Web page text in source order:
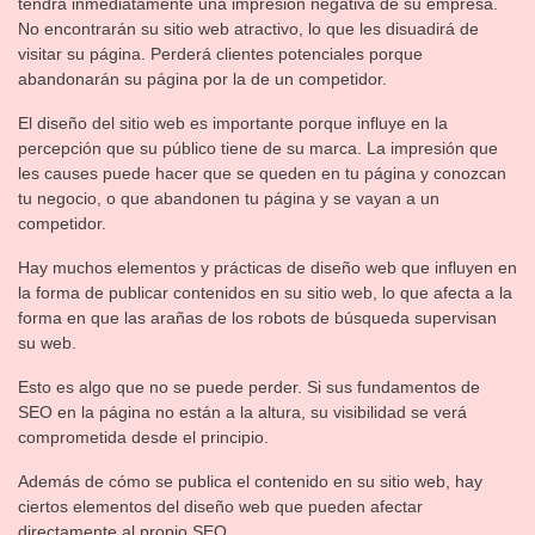
tendrá inmediatamente una impresión negativa de su empresa.
No encontrarán su sitio web atractivo, lo que les disuadirá de
visitar su página. Perderá clientes potenciales porque
abandonarán su página por la de un competidor.
El diseño del sitio web es importante porque influye en la
percepción que su público tiene de su marca. La impresión que
les causes puede hacer que se queden en tu página y conozcan
tu negocio, o que abandonen tu página y se vayan a un
competidor.
Hay muchos elementos y prácticas de diseño web que influyen en
la forma de publicar contenidos en su sitio web, lo que afecta a la
forma en que las arañas de los robots de búsqueda supervisan
su web.
Esto es algo que no se puede perder. Si sus fundamentos de
SEO en la página no están a la altura, su visibilidad se verá
comprometida desde el principio.
Además de cómo se publica el contenido en su sitio web, hay
ciertos elementos del diseño web que pueden afectar